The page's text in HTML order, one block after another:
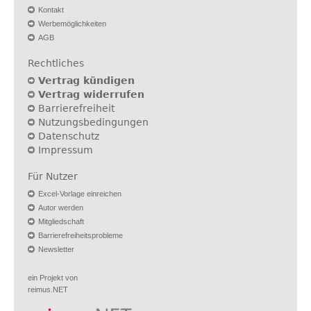
Kontakt
Werbemöglichkeiten
AGB
Rechtliches
Vertrag kündigen
Vertrag widerrufen
Barrierefreiheit
Nutzungsbedingungen
Datenschutz
Impressum
Für Nutzer
Excel-Vorlage einreichen
Autor werden
Mitgliedschaft
Barrierefreiheitsprobleme
Newsletter
ein Projekt von
reimus.NET